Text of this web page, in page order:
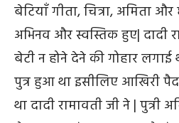
बेटियाँ गीता, चित्रा, अमिता
अभिनव और स्वस्तिक हुए| दादी
बेटी न होने देने की गोहार
पुत्र हुआ था इसीलिए आखिरी
था दादी रामावती जी ने | पुत्री